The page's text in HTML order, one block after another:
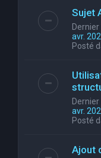
Sujet
avr.
Posté
avr.
Posté
Ajout